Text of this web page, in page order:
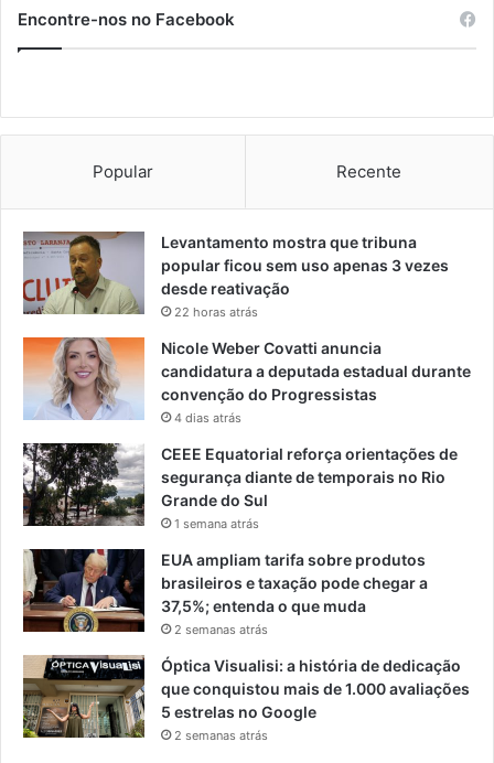
Encontre-nos no Facebook
Popular Recente
Levantamento mostra que tribuna
popular ficou sem uso apenas 3 vezes
desde reativação
22 horas atrás
Nicole Weber Covatti anuncia
candidatura a deputada estadual durante
convenção do Progressistas
4 dias atrás
CEEE Equatorial reforça orientações de
segurança diante de temporais no Rio
Grande do Sul
1 semana atrás
EUA ampliam tarifa sobre produtos
brasileiros e taxação pode chegar a
37,5%; entenda o que muda
2 semanas atrás
Óptica Visualisi: a história de dedicação
que conquistou mais de 1.000 avaliações
5 estrelas no Google
2 semanas atrás